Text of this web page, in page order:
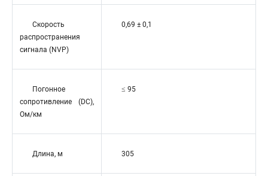
Скорость
распространения
сигнала (NVP)
0,69 ± 0,1
Погонное
сопротивление (DC),
Ом/км
≤ 95
Длина, м 305